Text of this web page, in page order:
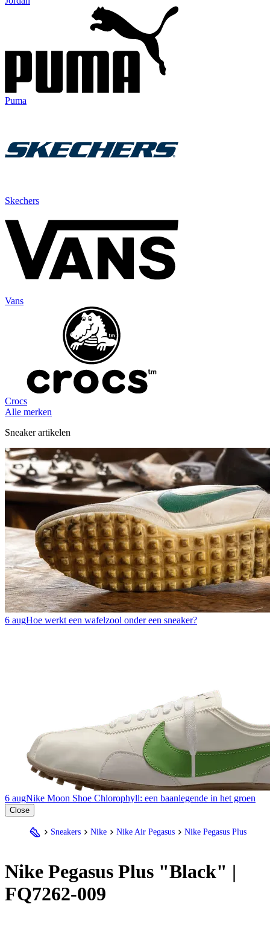
Puma
Skechers
Vans
Crocs
Alle merken
Sneaker artikelen
6 augHoe werkt een wafelzool onder een sneaker?
6 augNike Moon Shoe Chlorophyll: een baanlegende in het groen
Close
Sneakers Nike Nike Air Pegasus Nike Pegasus Plus
Nike Pegasus Plus "Black" |
FQ7262-009